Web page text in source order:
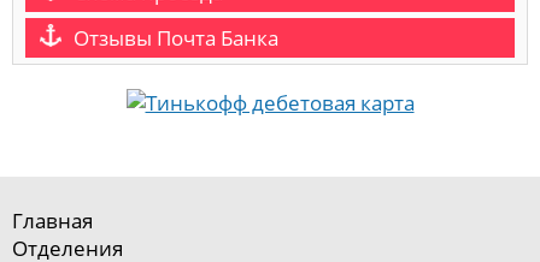
Отзывы Почта Банка
Главная
Отделения